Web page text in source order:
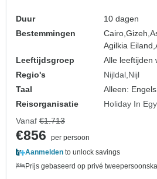
Duur
10 dagen
Bestemmingen
Cairo,Gizeh,
Agilkia Eiland,
Leeftijdsgroep
Alle leeftijden
Regio's
Nijldal Nijl
Taal
Alleen: Engels
Reisorganisatie
Holiday In
Vanaf €1.713
€856
per persoon
Aanmelden to unlock savings
Prijs gebaseerd op privé